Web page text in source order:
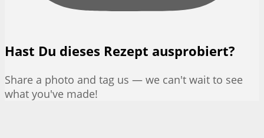
Hast Du dieses Rezept ausprobiert?
Share a photo and tag us — we can't wait to see
what you've made!